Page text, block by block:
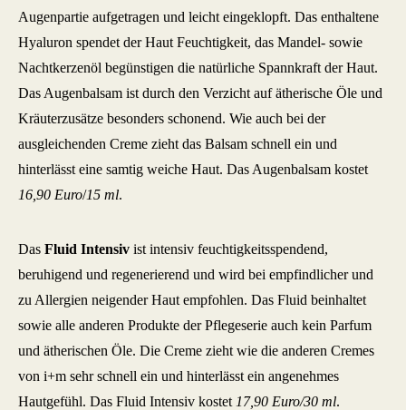
Augenpartie aufgetragen und leicht eingeklopft. Das enthaltene
Hyaluron spendet der Haut Feuchtigkeit, das Mandel- sowie
Nachtkerzenöl begünstigen die natürliche Spannkraft der Haut.
Das Augenbalsam ist durch den Verzicht auf ätherische Öle und
Kräuterzusätze besonders schonend. Wie auch bei der
ausgleichenden Creme zieht das Balsam schnell ein und
hinterlässt eine samtig weiche Haut. Das Augenbalsam kostet
16,90 Euro/15 ml.
Das Fluid Intensiv ist intensiv feuchtigkeitsspendend,
beruhigend und regenerierend und wird bei empfindlicher und
zu Allergien neigender Haut empfohlen. Das Fluid beinhaltet
sowie alle anderen Produkte der Pflegeserie auch kein Parfum
und ätherischen Öle. Die Creme zieht wie die anderen Cremes
von i+m sehr schnell ein und hinterlässt ein angenehmes
Hautgefühl. Das Fluid Intensiv kostet 17,90 Euro/30 ml.